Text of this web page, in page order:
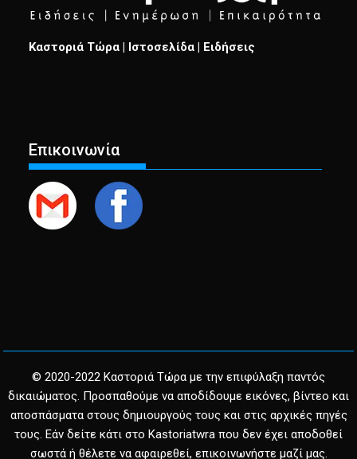
Καστοριά Τώρα | Ιστοσελίδα | Ειδήσεις
Επικοινωνία
© 2020-2022 Καστοριά Τώρα με την επιφύλαξη παντός
δικαιώματος. Προσπαθούμε να αποδίδουμε εικόνες, βίντεο και
αποσπάσματα στους δημιουργούς τους και στις αρχικές πηγές
τους. Εάν δείτε κάτι στο Kastoriatwra που δεν έχει αποδοθεί
σωστά ή θέλετε να αφαιρεθεί, επικοινωνήστε μαζί μας.